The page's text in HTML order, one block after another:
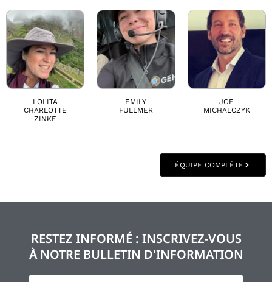
LOLITA
CHARLOTTE
ZINKE
EMILY
FULLMER
JOE
MICHALCZYK
ÉQUIPE COMPLÈTE
RESTEZ INFORMÉ : INSCRIVEZ-VOUS
À NOTRE BULLETIN D'INFORMATION